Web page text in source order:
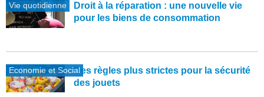
Vie quotidienne
Droit à la réparation : une nouvelle vie
pour les biens de consommation
Economie et SocialDes règles plus strictes pour la sécurité
des jouets